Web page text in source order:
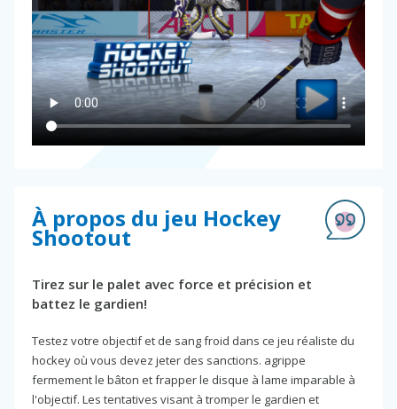
À propos du jeu Hockey
Shootout
Tirez sur le palet avec force et précision et
battez le gardien!
Testez votre objectif et de sang froid dans ce jeu réaliste du
hockey où vous devez jeter des sanctions. agrippe
fermement le bâton et frapper le disque à lame imparable à
l'objectif. Les tentatives visant à tromper le gardien et